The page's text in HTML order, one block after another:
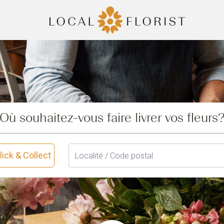
Où souhaitez-vous faire livrer vos fleurs?
& Collect